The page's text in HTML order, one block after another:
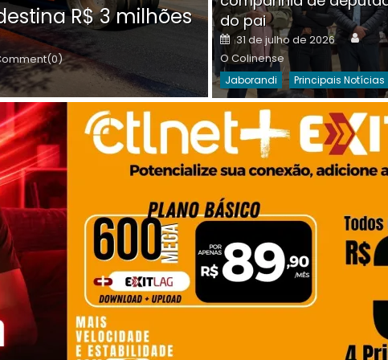
R$ 3 milhões
on
30 de julho de 2026 O
Destaques Da Semana
do pai
Posted
on
31 de julho de 2026
O Colinense
Jaborandi Principais Notícias